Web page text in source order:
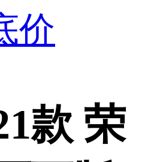
价
款 荣